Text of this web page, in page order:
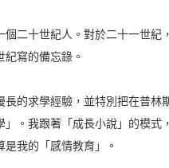
個二十世紀人。對於二十一世
寫的備忘錄。
的求學經驗，並特別把在普
。我跟著「成長小說」的模
我的「感情教育」。